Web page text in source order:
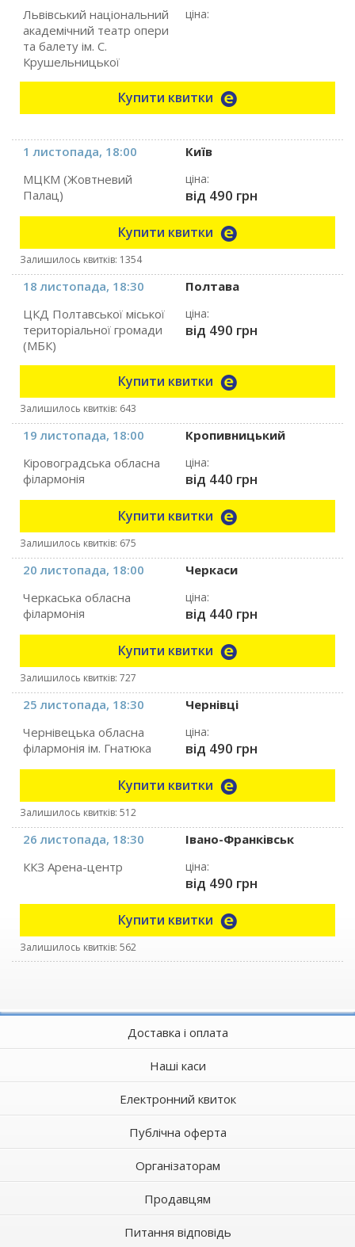
Львівський національний
академічний театр опери
та балету ім. С.
Крушельницької
ціна:
Купити квитки
1 листопада, 18:00
Київ
МЦКМ (Жовтневий
Палац)
ціна:
від 490 грн
Купити квитки
Залишилось квитків: 1354
18 листопада, 18:30
Полтава
ЦКД Полтавської міської
територіальної громади
(МБК)
ціна:
від 490 грн
Купити квитки
Залишилось квитків: 643
19 листопада, 18:00
Кропивницький
Кіровоградська обласна
філармонія
ціна:
від 440 грн
Купити квитки
Залишилось квитків: 675
20 листопада, 18:00
Черкаси
Черкаська обласна
філармонія
ціна:
від 440 грн
Купити квитки
Залишилось квитків: 727
25 листопада, 18:30
Чернівці
Чернівецька обласна
філармонія ім. Гнатюка
ціна:
від 490 грн
Купити квитки
Залишилось квитків: 512
26 листопада, 18:30
Івано-Франківськ
ККЗ Арена-центр
ціна:
від 490 грн
Купити квитки
Залишилось квитків: 562
Доставка і оплата
Наші каси
Електронний квиток
Публічна оферта
Організаторам
Продавцям
Питання відповідь